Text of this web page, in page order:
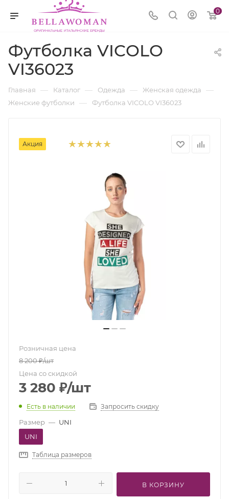
0
Футболка VICOLO
VI36023
Главная — Каталог — Одежда — Женская одежда —
Женские футболки — Футболка VICOLO VI36023
Акция
Розничная цена
8 200₽/шт
Цена со скидкой
3 280 ₽/шт
Есть в наличии Запросить скидку
Размер — UNI
UNI
Таблица размеров
В КОРЗИНУ